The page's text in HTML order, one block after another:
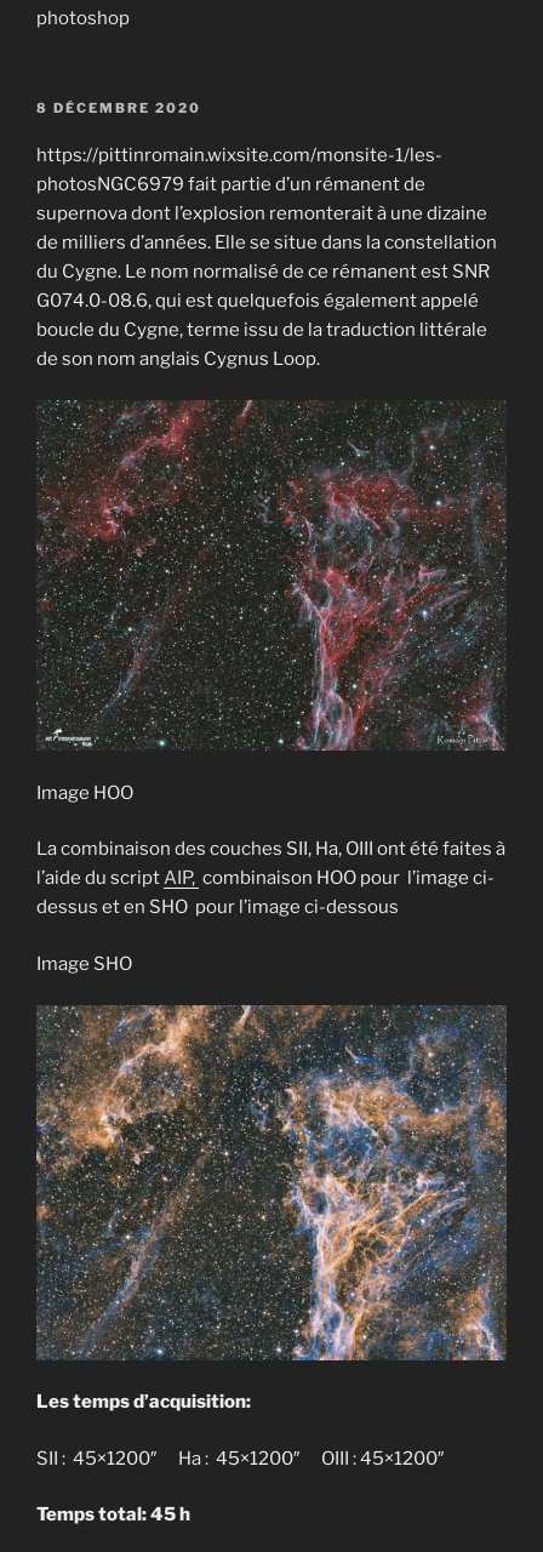
photoshop
PUBLIÉ
8 DÉCEMBRE 2020
https://pittinromain.wixsite.com/monsite-1/les-
photosNGC6979 fait partie d’un rémanent de
supernova dont l’explosion remonterait à une dizaine
de milliers d’années. Elle se situe dans la constellation
du Cygne. Le nom normalisé de ce rémanent est SNR
G074.0-08.6, qui est quelquefois également appelé
boucle du Cygne, terme issu de la traduction littérale
de son nom anglais Cygnus Loop.
Image HOO
La combinaison des couches SII, Ha, OIII ont été faites à
l’aide du scriptAIP, combinaison HOO pour l’image ci-
dessus et en SHO pour l’image ci-dessous
Image SHO
Les temps d’acquisition:
SII : 45×1200″ Ha : 45×1200″ OIII : 45×1200″
Temps total: 45 h